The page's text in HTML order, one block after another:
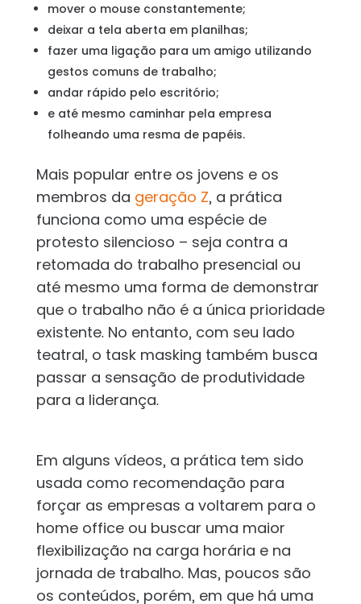
mover o mouse constantemente;
deixar a tela aberta em planilhas;
fazer uma ligação para um amigo utilizando
gestos comuns de trabalho;
andar rápido pelo escritório;
e até mesmo caminhar pela empresa
folheando uma resma de papéis.
Mais popular entre os jovens e os
membros da geração Z, a prática
funciona como uma espécie de
protesto silencioso – seja contra a
retomada do trabalho presencial ou
até mesmo uma forma de demonstrar
que o trabalho não é a única prioridade
existente. No entanto, com seu lado
teatral, o task masking também busca
passar a sensação de produtividade
para a liderança.
Em alguns vídeos, a prática tem sido
usada como recomendação para
forçar as empresas a voltarem para o
home office ou buscar uma maior
flexibilização na carga horária e na
jornada de trabalho. Mas, poucos são
os conteúdos, porém, em que há uma